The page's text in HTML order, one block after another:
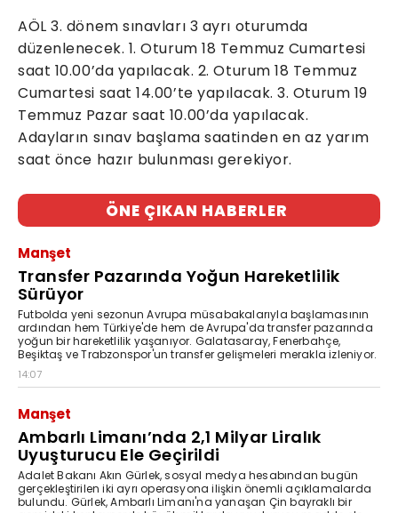
AÖL 3. dönem sınavları 3 ayrı oturumda
düzenlenecek. 1. Oturum 18 Temmuz Cumartesi
saat 10.00’da yapılacak. 2. Oturum 18 Temmuz
Cumartesi saat 14.00’te yapılacak. 3. Oturum 19
Temmuz Pazar saat 10.00’da yapılacak.
Adayların sınav başlama saatinden en az yarım
saat önce hazır bulunması gerekiyor.
ÖNE ÇIKAN HABERLER
Manşet
Transfer Pazarında Yoğun Hareketlilik
Sürüyor
Futbolda yeni sezonun Avrupa müsabakalarıyla başlamasının
ardından hem Türkiye'de hem de Avrupa'da transfer pazarında
yoğun bir hareketlilik yaşanıyor. Galatasaray, Fenerbahçe,
Beşiktaş ve Trabzonspor'un transfer gelişmeleri merakla izleniyor.
14:07
Manşet
Ambarlı Limanı’nda 2,1 Milyar Liralık
Uyuşturucu Ele Geçirildi
Adalet Bakanı Akın Gürlek, sosyal medya hesabından bugün
gerçekleştirilen iki ayrı operasyona ilişkin önemli açıklamalarda
bulundu. Gürlek, Ambarlı Limanı'na yanaşan Çin bayraklı bir